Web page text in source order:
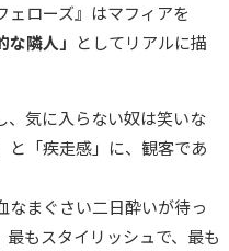
ェローズ』はマフィアを
隣人」 としてリアルに描
、気に入らない奴は笑いな
と「疾走感」に、観客であ
なまぐさい二日酔いが待っ
もスタイリッシュで、最も